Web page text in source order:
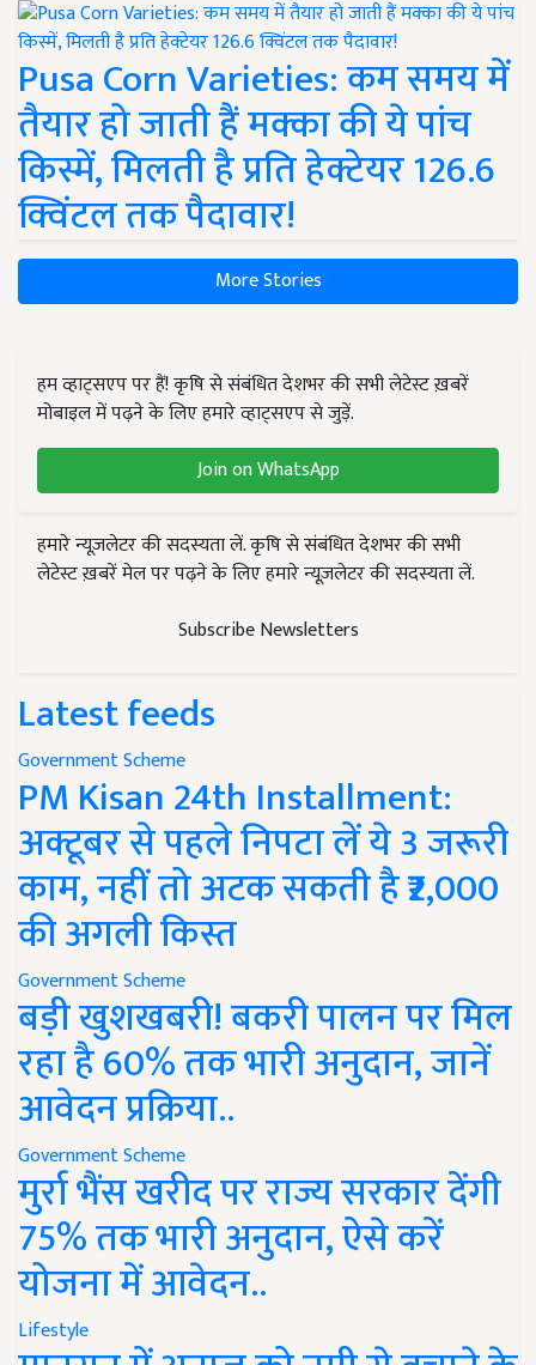
Pusa Corn Varieties: कम समय में
तैयार हो जाती हैं मक्का की ये पांच
किस्में, मिलती है प्रति हेक्टेयर 126.6
क्विंटल तक पैदावार!
More Stories
हम व्हाट्सएप पर हैं! कृषि से संबंधित देशभर की सभी लेटेस्ट ख़बरें
मोबाइल में पढ़ने के लिए हमारे व्हाट्सएप से जुड़ें.
Join on WhatsApp
हमारे न्यूज़लेटर की सदस्यता लें. कृषि से संबंधित देशभर की सभी
लेटेस्ट ख़बरें मेल पर पढ़ने के लिए हमारे न्यूज़लेटर की सदस्यता लें.
Subscribe Newsletters
Latest feeds
Government Scheme
PM Kisan 24th Installment:
अक्टूबर से पहले निपटा लें ये 3 जरूरी
काम, नहीं तो अटक सकती है ₹2,000
की अगली किस्त
Government Scheme
बड़ी खुशखबरी! बकरी पालन पर मिल
रहा है 60% तक भारी अनुदान, जानें
आवेदन प्रक्रिया..
Government Scheme
मुर्रा भैंस खरीद पर राज्य सरकार देंगी
75% तक भारी अनुदान, ऐसे करें
योजना में आवेदन..
Lifestyle